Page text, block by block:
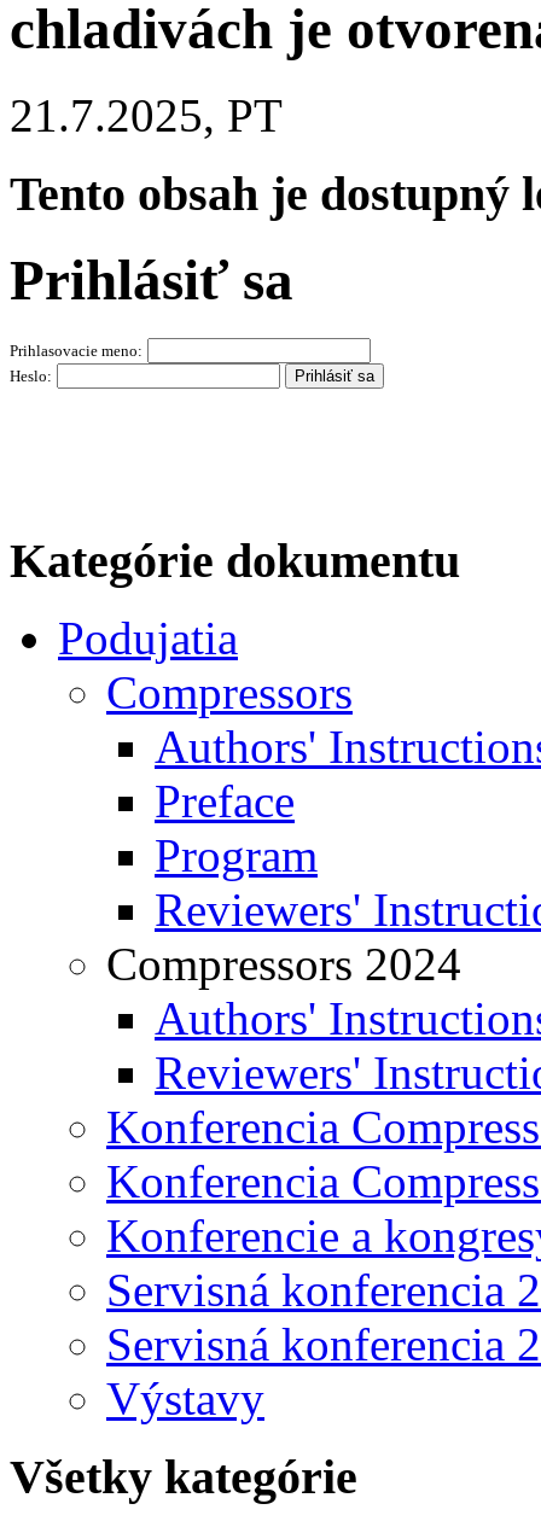
chladivách je
21.7.2025, PT
Tento obsah je dostupný
Prihlásiť sa
Prihlasovacie meno:
Heslo:
Kategórie dokumentu
Podujatia
Compressors
Authors'
Preface
Program
Reviewers'
Compressors 2024
Authors'
Reviewers'
Konferencia
Konferencia
Konferencie a
Servisná konferencia
Servisná konferencia
Výstavy
Všetky kategórie